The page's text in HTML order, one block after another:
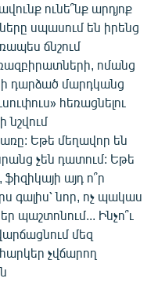
ունե՞նք արդյոք
սպասում են իրենց
ճնշում
ոմանց
դարձած մարդկանց
հեռացնելու
նշվում
Եթե մեղավոր են
չեն դատում: Եթե
այդ ո՞ր
գալիս՝ նոր, ոչ պակաս
Ինչո՞ւ
մեզ
չվճարող